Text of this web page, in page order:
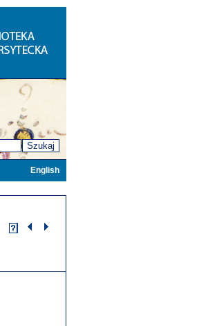
Szukaj
English